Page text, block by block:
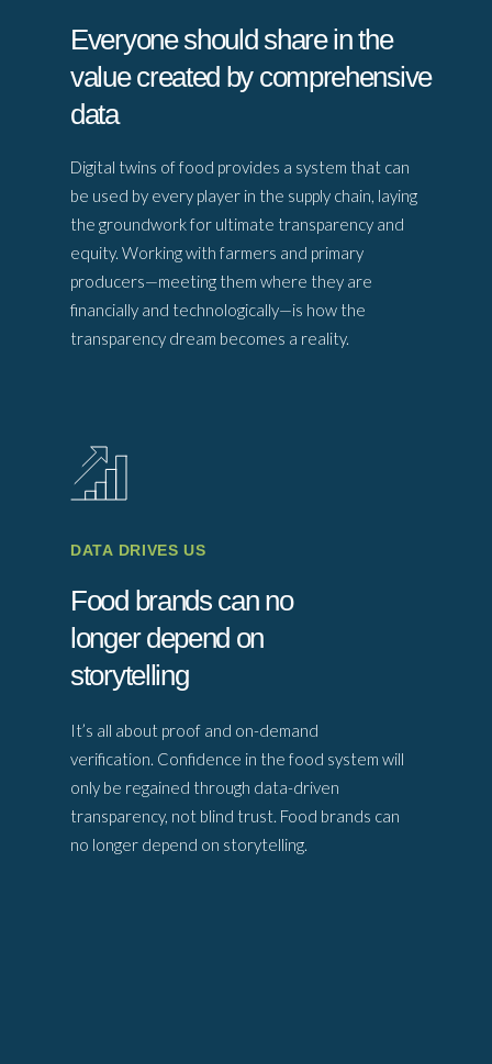
Everyone should share in the
value created by comprehensive
data
Digital twins of food provides a system that can
be used by every player in the supply chain, laying
the groundwork for ultimate transparency and
equity. Working with farmers and primary
producers—meeting them where they are
financially and technologically—is how the
transparency dream becomes a reality.
DATA DRIVES US
Food brands can no
longer depend on
storytelling
It’s all about proof and on-demand
verification. Confidence in the food system will
only be regained through data-driven
transparency, not blind trust. Food brands can
no longer depend on storytelling.